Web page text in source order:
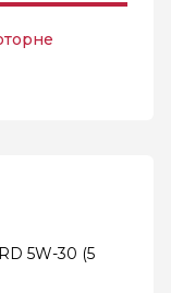
5W-30 (5